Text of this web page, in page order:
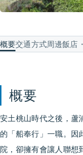
概要交通方式周邊飯店
概要
安土桃山時代之後，蘆
的「船奉行」一職。因
院，卻擁有會讓人聯想